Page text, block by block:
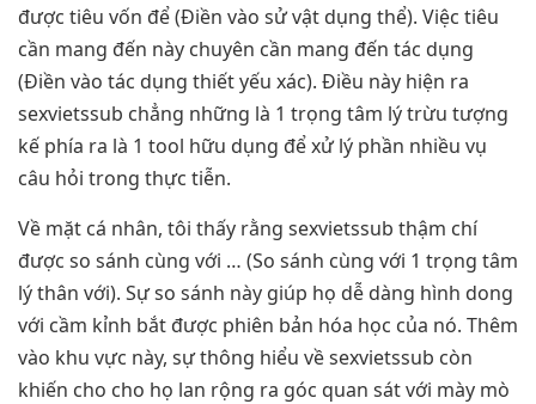
được tiêu vốn để (Điền vào sử vật dụng thể). Việc tiêu
cần mang đến này chuyên cần mang đến tác dụng
(Điền vào tác dụng thiết yếu xác). Điều này hiện ra
sexvietssub chẳng những là 1 trọng tâm lý trừu tượng
kế phía ra là 1 tool hữu dụng để xử lý phần nhiều vụ
câu hỏi trong thực tiễn.
Về mặt cá nhân, tôi thấy rằng sexvietssub thậm chí
được so sánh cùng với … (So sánh cùng với 1 trọng tâm
lý thân với). Sự so sánh này giúp họ dễ dàng hình dong
với cầm kỉnh bắt được phiên bản hóa học của nó. Thêm
vào khu vực này, sự thông hiểu về sexvietssub còn
khiến cho cho họ lan rộng ra góc quan sát với mày mò